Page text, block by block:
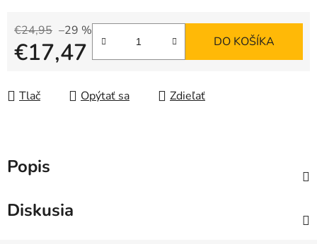
€24,95 –29 %
€17,47 DO KOŠÍKA
Tlač Opýtať sa Zdieľať
Popis
Diskusia